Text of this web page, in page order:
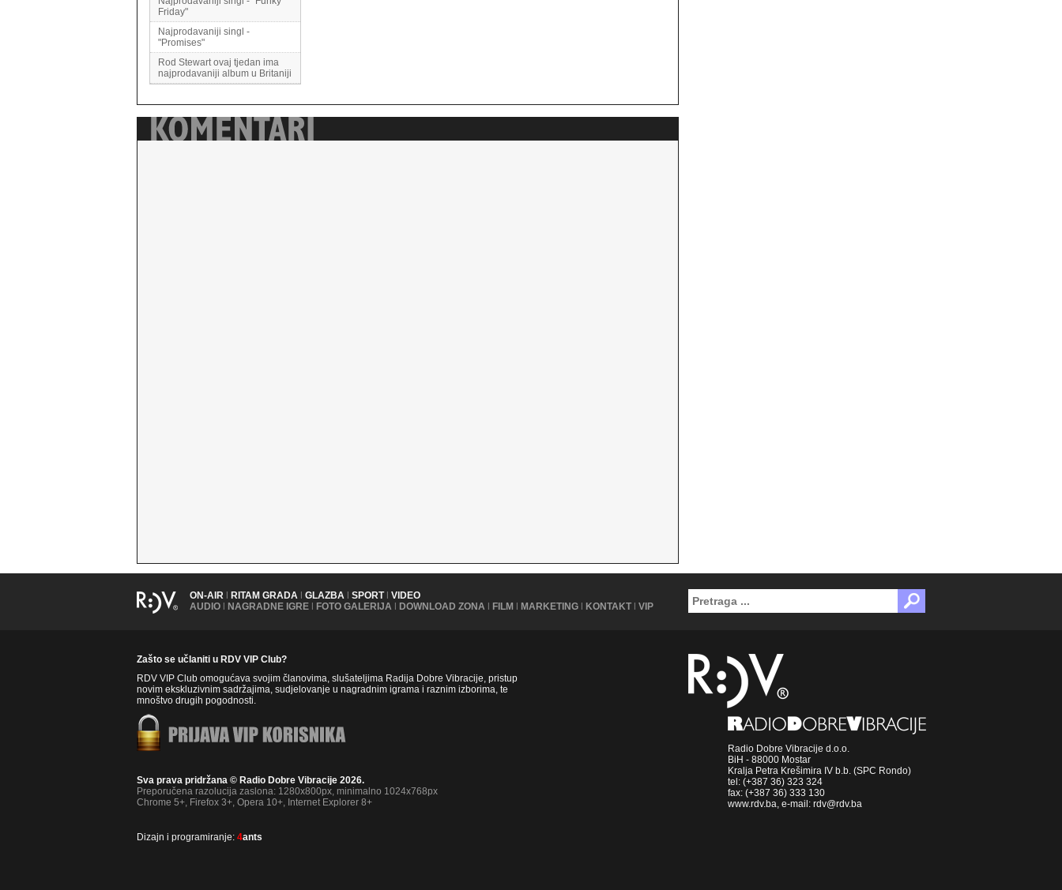
Friday"
Najprodavaniji singl -
"Promises"
Rod Stewart ovaj tjedan ima
najprodavaniji album u Britaniji
ON-AIR | RITAM GRADA | GLAZBA | SPORT | VIDEO
AUDIO | NAGRADNE IGRE | FOTO GALERIJA | DOWNLOAD ZONA | FILM | MARKETING | KONTAKT | VIP
Zašto se učlaniti u RDV VIP Club?
RDV VIP Club omogućava svojim članovima, slušateljima Radija Dobre Vibracije, pristup
novim ekskluzivnim sadržajima, sudjelovanje u nagradnim igrama i raznim izborima, te
mnoštvo drugih pogodnosti.
Sva prava pridržana © Radio Dobre Vibracije 2026.
Preporučena razolucija zaslona: 1280x800px, minimalno 1024x768px
Chrome 5+, Firefox 3+, Opera 10+, Internet Explorer 8+
Dizajn i programiranje: 4ants
Radio Dobre Vibracije d.o.o.
BiH - 88000 Mostar
Kralja Petra Krešimira IV b.b. (SPC Rondo)
tel: (+387 36) 323 324
fax: (+387 36) 333 130
www.rdv.ba, e-mail: rdv@rdv.ba